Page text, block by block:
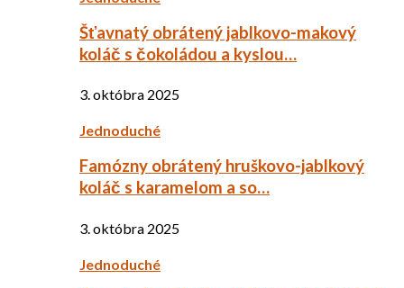
Šťavnatý obrátený jablkovo-makový
koláč s čokoládou a kyslou…
3. októbra 2025
Jednoduché
Famózny obrátený hruškovo-jablkový
koláč s karamelom a so…
3. októbra 2025
Jednoduché